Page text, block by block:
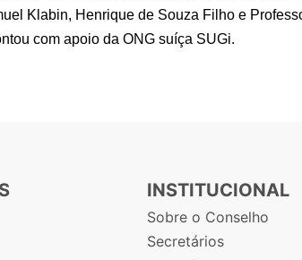
Klabin, Henrique de Souza Filho e
com apoio da ONG suíça SUGi.
INSTITUCIONAL
Sobre o Conselho
Secretários